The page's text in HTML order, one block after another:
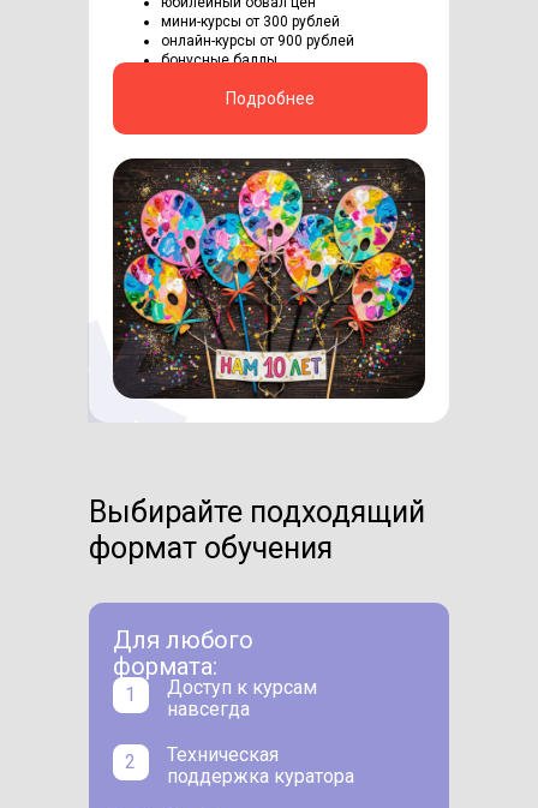
мини-курсы от 300 рублей
онлайн-курсы от 900 рублей
бонусные баллы
Подробнее
Выбирайте подходящий
формат обучения
Для любого
формата:
Доступ к курсам
навсегда
Техническая
поддержка куратора
1
2